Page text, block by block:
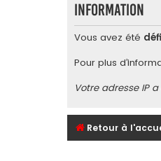
Information
Vous avez été
Pour plus
Votre adresse IP
Retour à